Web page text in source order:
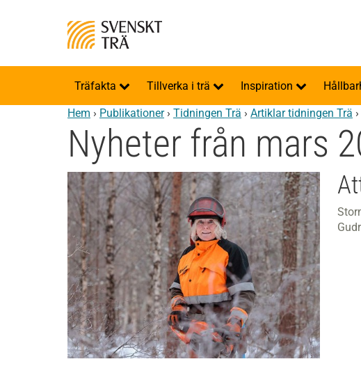
Träfakta Tillverka i trä Inspiration
Hem › Publikationer› Tidningen Trä › Artiklar tidningen Trä ›
Nyheter från mars